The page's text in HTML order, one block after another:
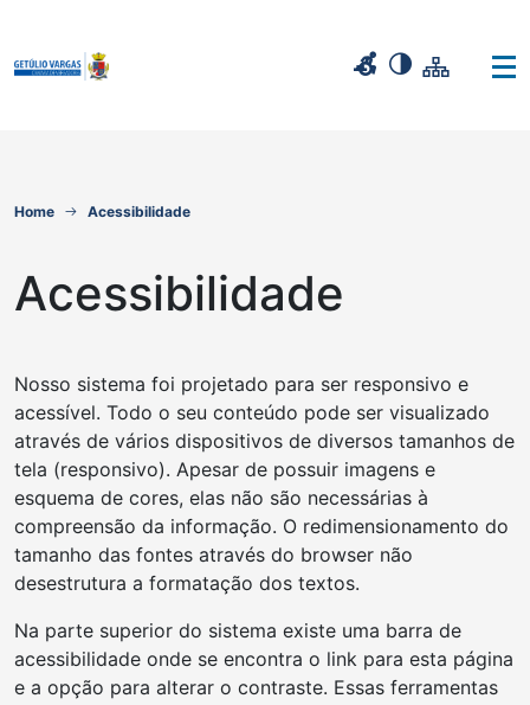
Home Acessibilidade
Acessibilidade
Nosso sistema foi projetado para ser responsivo e
acessível. Todo o seu conteúdo pode ser visualizado
através de vários dispositivos de diversos tamanhos de
tela (responsivo). Apesar de possuir imagens e
esquema de cores, elas não são necessárias à
compreensão da informação. O redimensionamento do
tamanho das fontes através do browser não
desestrutura a formatação dos textos.
Na parte superior do sistema existe uma barra de
acessibilidade onde se encontra o link para esta página
e a opção para alterar o contraste. Essas ferramentas